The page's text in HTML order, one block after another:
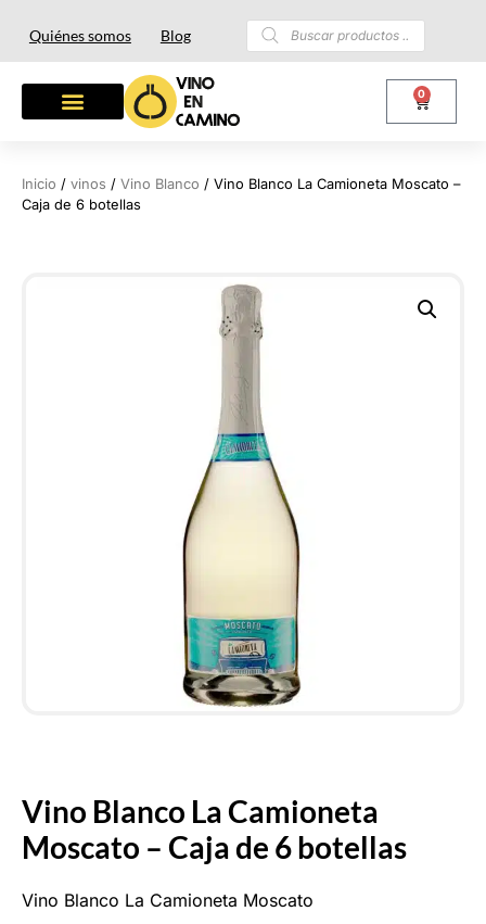
Quiénes somos Blog
0
Inicio / vinos / Vino Blanco / Vino Blanco La Camioneta Moscato –
Caja de 6 botellas
Vino Blanco La Camioneta
Moscato – Caja de 6 botellas
Vino Blanco La Camioneta Moscato